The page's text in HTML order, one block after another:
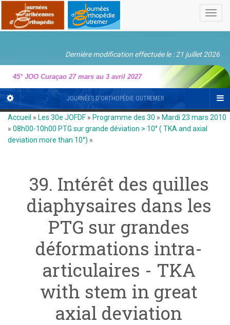
Dernière modification effectuée le : 21 juillet 2026
45° JOO Curaçao 27 mars au 3 avril 2027
JOURNÉES D'ORTHOPÉDIE OUTREMER
Accueil » Les 30e JOFDF » Programme des 30 » Mardi 23 mars 2010
» 08h00-10h00 PTG sur grande déviation > 10° ( TKA and axial
deviation more than 10°) »
39. Intérêt des quilles
diaphysaires dans les
PTG sur grandes
déformations intra-
articulaires - TKA
with stem in great
axial deviation